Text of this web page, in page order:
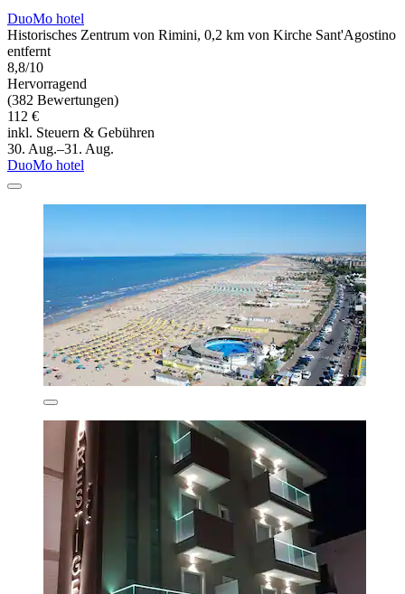
DuoMo hotel
Historisches Zentrum von Rimini, 0,2 km von Kirche Sant'Agostino
entfernt
8,8/10
Hervorragend
(382 Bewertungen)
112 €
inkl. Steuern & Gebühren
30. Aug.–31. Aug.
DuoMo hotel